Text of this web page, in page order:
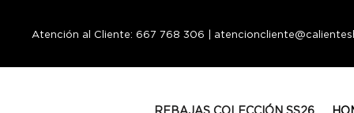
Atención al Cliente: 667 768 306 |
REBAJAS COLECCIÓN SS26